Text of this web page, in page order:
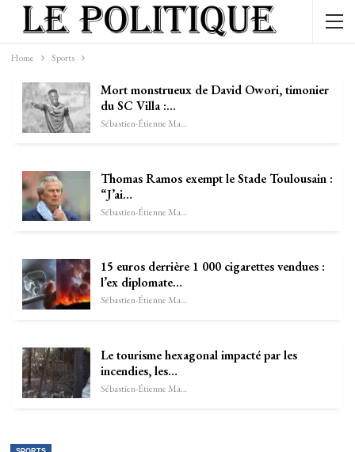
Home Sports
Mort monstrueux de David Owori, timonier
du SC Villa :…
Sébastien-Étienne Marechal
Thomas Ramos exempt le Stade Toulousain :
“J’ai…
Sébastien-Étienne Marechal
15 euros derrière 1 000 cigarettes vendues :
l’ex diplomate…
Sébastien-Étienne Marechal
Le tourisme hexagonal impacté par les
incendies, les…
Sébastien-Étienne Marechal